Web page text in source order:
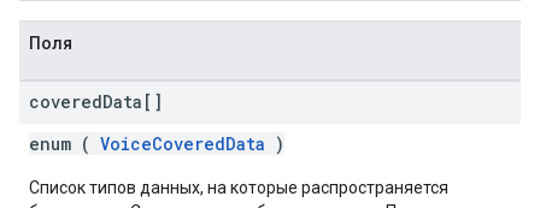
Поля
coveredData[]
enum ( VoiceCoveredData )
Список типов данных, на которые распространяется